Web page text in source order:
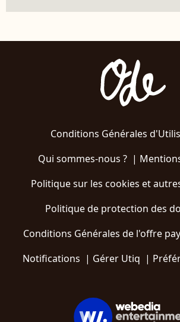
Conditions Générales
Qui sommes-nous ?|
Politique sur les cookies et
Politique de protection des
Conditions Générales de l'offre
Notifications | Gérer Utiq |